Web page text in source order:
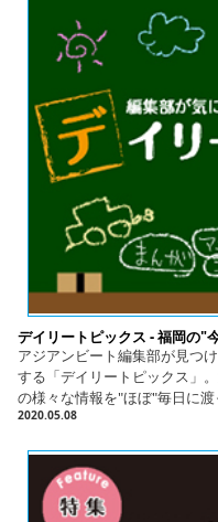
デイリートピックス - 福岡の"
アジアンビート編集部が見つ
する「デイリートピックス」
の様々な情報を"ほぼ"毎日に渡
2020.05.08